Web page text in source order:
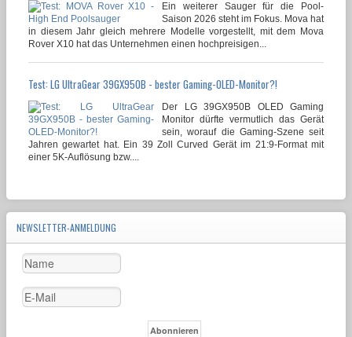
Ein weiterer Sauger für die Pool-
Saison 2026 steht im Fokus. Mova hat
in diesem Jahr gleich mehrere Modelle vorgestellt, mit dem Mova
Rover X10 hat das Unternehmen einen hochpreisigen...
Test: LG UltraGear 39GX950B - bester Gaming-OLED-Monitor?!
Der LG 39GX950B OLED Gaming
Monitor dürfte vermutlich das Gerät
sein, worauf die Gaming-Szene seit
Jahren gewartet hat. Ein 39 Zoll Curved Gerät im 21:9-Format mit
einer 5K-Auflösung bzw....
NEWSLETTER-ANMELDUNG